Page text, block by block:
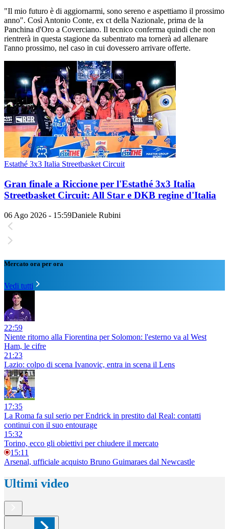
"Il mio futuro è di aggiornarmi, sono sereno e aspettiamo il prossimo
anno". Così Antonio Conte, ex ct della Nazionale, prima de la
Panchina d'Oro a Coverciano. Il tecnico conferma quindi che non
rientrerà in questa stagione da subentrato ma tornerà ad allenare
l'anno prossimo, nel caso in cui dovessero arrivare offerte.
Estathé 3x3 Italia Streetbasket Circuit
Gran finale a Riccione per l'Estathé 3x3 Italia
Streetbasket Circuit: All Star e DKB regine d'Italia
06 Ago 2026 - 15:59Daniele Rubini
Mercato ora per ora
Vedi tutti
22:59
Niente ritorno alla Fiorentina per Solomon: l'esterno va al West
Ham, le cifre
21:23
Lazio: colpo di scena Ivanovic, entra in scena il Lens
17:35
La Roma fa sul serio per Endrick in prestito dal Real: contatti
continui con il suo entourage
15:32
Torino, ecco gli obiettivi per chiudere il mercato
15:11
Arsenal, ufficiale acquisto Bruno Guimaraes dal Newcastle
Ultimi video